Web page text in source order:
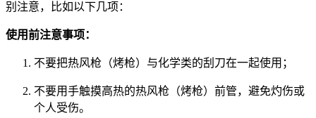
别注意，比如以下几项：
使用前注意事项：
不要把热风枪（烤枪）与化学类的刮刀在一起使用；
不要用手触摸高热的热风枪（烤枪）前管，避免灼伤或
个人受伤。